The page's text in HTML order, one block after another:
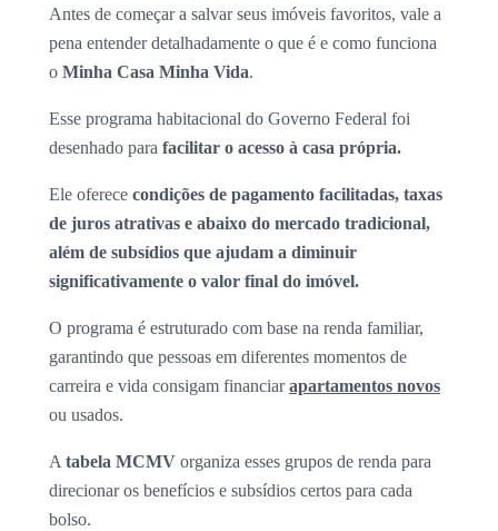
Antes de começar a salvar seus imóveis favoritos, vale a
pena entender detalhadamente o que é e como funciona
o Minha Casa Minha Vida.
Esse programa habitacional do Governo Federal foi
desenhado para facilitar o acesso à casa própria.
Ele oferece condições de pagamento facilitadas, taxas
de juros atrativas e abaixo do mercado tradicional,
além de subsídios que ajudam a diminuir
significativamente o valor final do imóvel.
O programa é estruturado com base na renda familiar,
garantindo que pessoas em diferentes momentos de
carreira e vida consigam financiarapartamentos novos
ou usados.
A tabela MCMV organiza esses grupos de renda para
direcionar os benefícios e subsídios certos para cada
bolso.